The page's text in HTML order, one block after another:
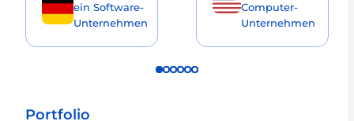
ein Software-
Unternehmen
Computer-
Unternehmen
Portfolio